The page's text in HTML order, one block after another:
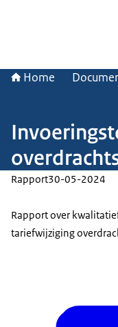
Home
Rapport30-05-2024
Rapport over
tariefwijziging